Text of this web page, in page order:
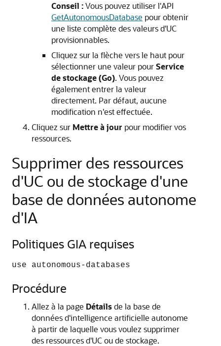
Conseil :Vous pouvez utiliser l'API
GetAutonomousDatabase pour obtenir
une liste complète des valeurs d'UC
provisionnables.
Cliquez sur la flèche vers le haut pour
sélectionner une valeur pourService
de stockage (Go). Vous pouvez
également entrer la valeur
directement. Par défaut, aucune
modification n'est effectuée.
Cliquez sur Mettre à jour pour modifier vos
ressources.
Supprimer des ressources
d'UC ou de stockage d'une
base de données autonome
d'IA
Politiques GIA requises
use autonomous-databases
Procédure
Allez à la page Détailsde la base de
données d'intelligence artificielle autonome
à partir de laquelle vous voulez supprimer
des ressources d'UC ou de stockage.